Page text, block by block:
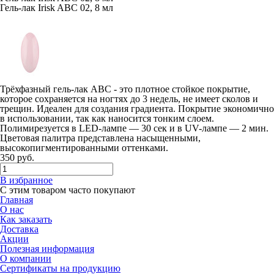
Гель-лак Irisk ABC 02, 8 мл
Трёхфазный гель-лак ABC - это плотное стойкое покрытие,
которое сохраняется на ногтях до 3 недель, не имеет сколов и
трещин. Идеален для создания градиента. Покрытие экономично
в использовании, так как наносится тонким слоем.
Полимирезуется в LED-лампе — 30 сек и в UV-лампе — 2 мин.
Цветовая палитра представлена насыщенными,
высокопигментированными оттенками.
350 руб.
В избранное
С этим товаром часто покупают
Главная
О нас
Как заказать
Доставка
Акции
Полезная информация
О компании
Сертификаты на продукцию